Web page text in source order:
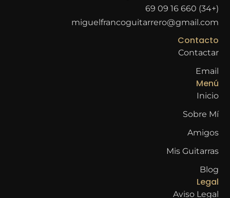
(+34) 660 16 09 69
miguelfrancoguitarrero@gmail.com
Contacto
Contactar
Email
Menú
Inicio
Sobre Mí
Amigos
Mis Guitarras
Blog
Legal
Aviso Legal